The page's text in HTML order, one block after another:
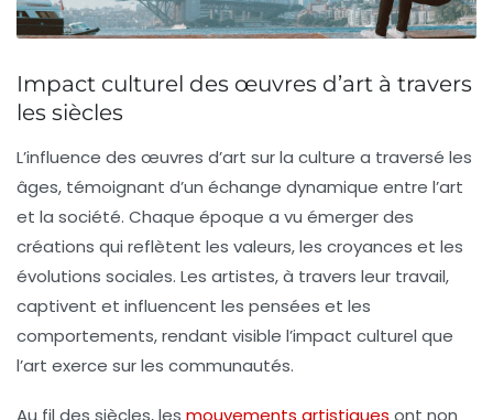
Impact culturel des œuvres d’art à travers
les siècles
L’influence des œuvres d’art sur la culture a traversé les
âges, témoignant d’un échange dynamique entre l’art
et la société. Chaque époque a vu émerger des
créations qui reflètent les valeurs, les croyances et les
évolutions sociales. Les artistes, à travers leur travail,
captivent et influencent les pensées et les
comportements, rendant visible l’impact culturel que
l’art exerce sur les communautés.
Au fil des siècles, les mouvements artistiques ont non